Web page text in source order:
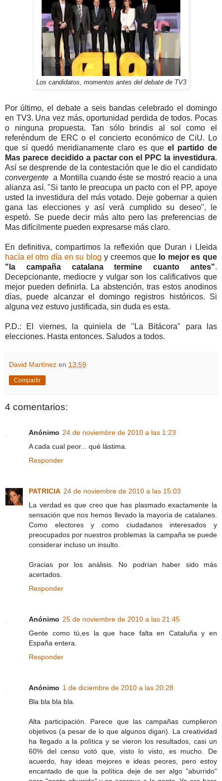
Los candidatos, momentos antes del debate de TV3
Por último, el debate a seis bandas celebrado el domingo
en TV3. Una vez más, oportunidad perdida de todos. Pocas
o ninguna propuesta. Tan sólo brindis al sol como el
referéndum de ERC o el concierto económico de CiU. Lo
que sí quedó meridianamente claro es que el partido de
Mas parece decidido a pactar con el PPC la investidura.
Así se desprende de la contestación que le dio el candidato
convergente a Montilla cuando éste se mostró reacio a una
alianza así. "Si tanto le preocupa un pacto con el PP, apoye
usted la investidura del más votado. Deje gobernar a quien
gana las elecciones y así verá cumplido su deseo", le
espetó. Se puede decir más alto pero las preferencias de
Mas difícilmente pueden expresarse más claro.
En definitiva, compartimos la reflexión que Duran i Lleida
hacía el otro día en su blog y creemos que lo mejor es que
"la campaña catalana termine cuanto antes".
Decepcionante, mediocre y vulgar son los calificativos que
mejor pueden definirla. La abstención, tras estos anodinos
días, puede alcanzar el domingo registros históricos. Si
alguna vez estuvo justificada, sin duda es esta.
P.D.: El viernes, la quiniela de "La Bitácora" para las
elecciones. Hasta entonces. Saludos a todos.
David Martínez en 13:59
Compartir
4 comentarios:
Anónimo 24 de noviembre de 2010 a las 1:23
A cada cual peor... qué lástima.
Responder
PATRICIA 24 de noviembre de 2010 a las 15:03
La verdad es que creo que has plasmado exactamente la
sensación que nos hemos llevado la mayoría de catalanes.
Como electores y como ciudadanos interesados y
preocupados por nuestros problemas la campaña se puede
considerar incluso un insulto.
Gracias por los análisis. No podrían haber sido más
acertados.
Responder
Anónimo 25 de noviembre de 2010 a las 21:45
Gente como tú,es la que hace falta en Cataluña y en
España entera.
Responder
Anónimo 1 de diciembre de 2010 a las 20:28
Bla bla bla bla.
Alta participación. Parece que las campañas cumplieron
objetivos (a pesar de lo que algunos digan). La creatividad
ha llegado a la política y se vieron los resultados, casi un
60% del censo votó que, visto lo visto, es mucho. De
acuerdo, hay ideas mejores e ideas peores, pero estoy
encantado de que la política deje de ser algo "aburrido"